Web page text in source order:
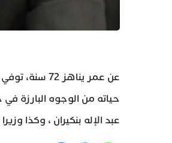
حياته من الوجوه البارزة
عبد الإله بنكيران ، وكذا